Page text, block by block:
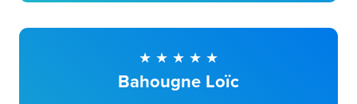
Bahougne Loïc